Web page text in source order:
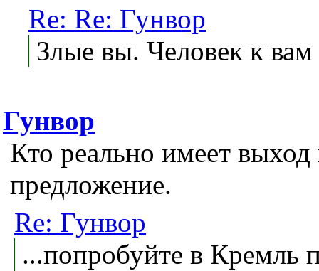
Re: Re: Гунвор
Злые вы. Человек к
Гунвор
Кто реально имеет
предложение.
Re: Гунвор
...попробуйте в Кремль